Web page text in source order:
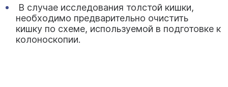
В случае исследования толстой кишки,
необходимо предварительно очистить
кишку по схеме, используемой в подготовке к
колоноскопии.